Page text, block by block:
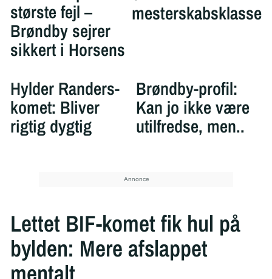
største fejl –
Brøndby sejrer
sikkert i Horsens
mesterskabsklasse
Hylder Randers-
komet: Bliver
rigtig dygtig
Brøndby-profil:
Kan jo ikke være
utilfredse, men..
Lettet BIF-komet fik hul på
bylden: Mere afslappet